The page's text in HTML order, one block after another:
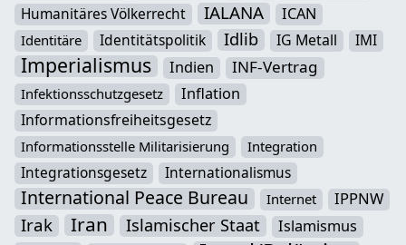
Humanitäres Völkerrecht
IALANA ICAN
Identitäre Identitätspolitik Idlib IG Metall IMI
Imperialismus Indien INF-Vertrag
Infektionsschutzgesetz
Inflation
Informationsfreiheitsgesetz
Informationsstelle Militarisierung Integration
Integrationsgesetz Internationalismus
International Peace Bureau Internet IPPNW
Irak Iran Islamischer Staat Islamismus